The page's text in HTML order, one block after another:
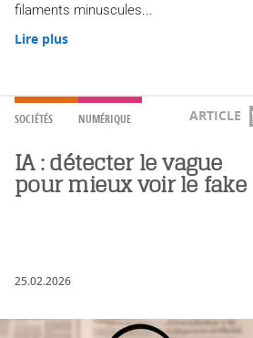
filaments minuscules...
Lire plus
SOCIÉTÉS NUMÉRIQUE ARTICLE
IA : détecter le vague
pour mieux voir le fake
25.02.2026